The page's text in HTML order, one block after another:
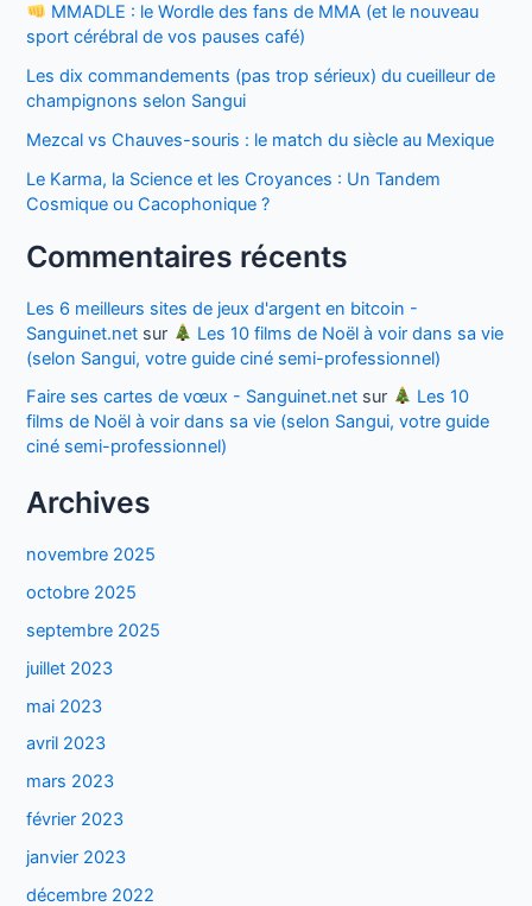
MMADLE : le Wordle des fans de MMA (et le nouveau
sport cérébral de vos pauses café)
Les dix commandements (pas trop sérieux) du cueilleur de
champignons selon Sangui
Mezcal vs Chauves-souris : le match du siècle au Mexique
Le Karma, la Science et les Croyances : Un Tandem
Cosmique ou Cacophonique ?
Commentaires récents
Les 6 meilleurs sites de jeux d'argent en bitcoin -
Sanguinet.net sur
Les 10 films de Noël à voir dans sa vie
(selon Sangui, votre guide ciné semi-professionnel)
Faire ses cartes de vœux - Sanguinet.net sur
Les 10
films de Noël à voir dans sa vie (selon Sangui, votre guide
ciné semi-professionnel)
Archives
novembre 2025
octobre 2025
septembre 2025
juillet 2023
mai 2023
avril 2023
mars 2023
février 2023
janvier 2023
décembre 2022